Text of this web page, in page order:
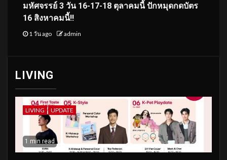
มหัศจรรย์ 3 วัน 16-17-18 ตุลาคมนี้ ปักหมุดกดบัตร
16 สิงหาคมนี้!!
1 วัน ago admin
LIVING
LIVING UPDATE
1 min read